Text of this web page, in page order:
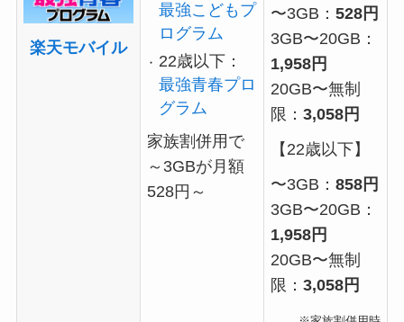
楽天モバイル
最強こどもプ
ログラム
22歳以下：
最強青春プロ
グラム
家族割併用で
～3GBが月額
528円～
〜3GB：528円
3GB〜20GB：
1,958円
20GB〜無制
限：3,058円
【22歳以下】
〜3GB：858円
3GB〜20GB：
1,958円
20GB〜無制
限：3,058円